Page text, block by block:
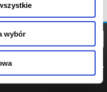
wybór
POLITYKA